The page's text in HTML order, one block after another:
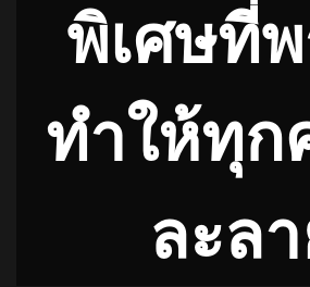
พิเศษที่
ทำให้ทุก
ละล